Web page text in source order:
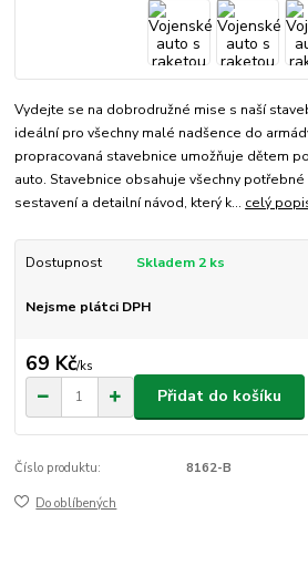
Vydejte se na dobrodružné mise s naší
ideální pro všechny malé nadšence do
propracovaná stavebnice umožňuje dětem
auto. Stavebnice obsahuje všechny
sestavení a detailní návod, který k... celý
Dostupnost Skladem 2 ks
Nejsme plátci DPH
69 Kč/ks
Přidat do košíku
Číslo produktu: 8162-B
Do oblíbených